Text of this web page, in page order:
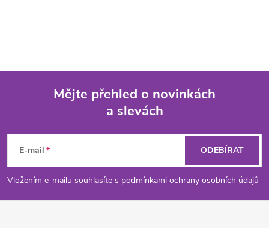
p
a
Mějte přehled o novinkách
a slevách
E-mail
Vložením e-mailu souhlasíte s podmínkami ochrany osobních údajů
ODEBÍRAT